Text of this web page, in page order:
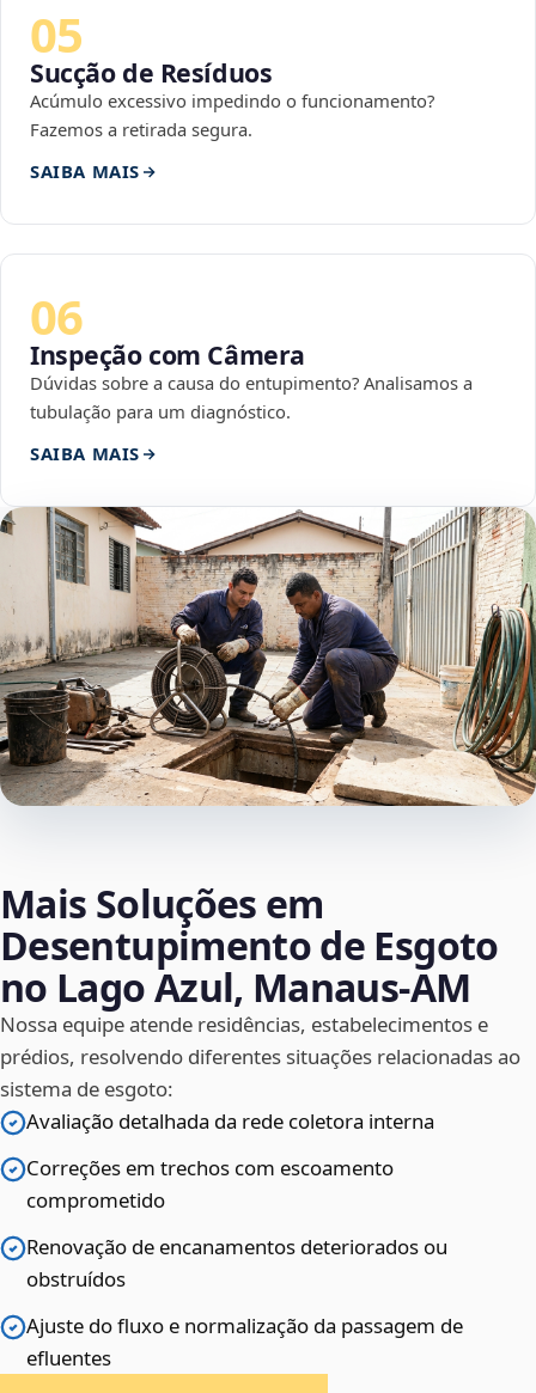
05
Sucção de Resíduos
Acúmulo excessivo impedindo o funcionamento?
Fazemos a retirada segura.
SAIBA MAIS
06
Inspeção com Câmera
Dúvidas sobre a causa do entupimento? Analisamos a
tubulação para um diagnóstico.
SAIBA MAIS
Mais Soluções em
Desentupimento de Esgoto
no Lago Azul, Manaus‑AM
Nossa equipe atende residências, estabelecimentos e
prédios, resolvendo diferentes situações relacionadas ao
sistema de esgoto:
Avaliação detalhada da rede coletora interna
Correções em trechos com escoamento
comprometido
Renovação de encanamentos deteriorados ou
obstruídos
Ajuste do fluxo e normalização da passagem de
efluentes